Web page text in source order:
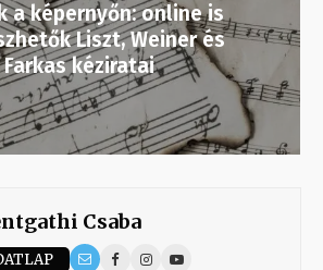
a képernyőn: online is
Liszt, Weiner és
Farkas kéziratai
Csaba